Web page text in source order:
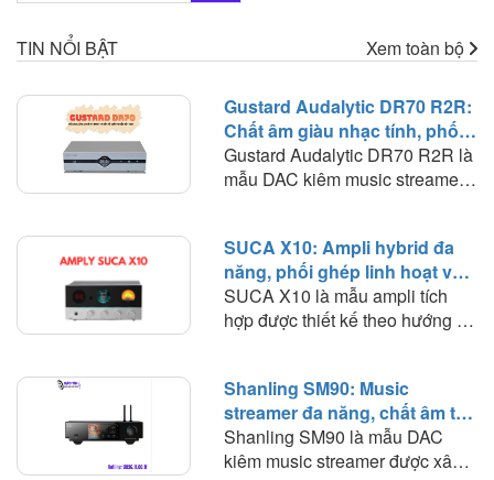
TIN NỔI BẬT Xem toàn bộ
Gustard Audalytic DR70 R2R:
Chất âm giàu nhạc tính, phối
ghép linh hoạt trong hệ thống
nghe nhạc số
Gustard Audalytic DR70 R2R là
mẫu DAC kiêm music streamer
duy trì chất lượng giải mã ở mức
cao. Thay vì phải sử dụng riêng
network streamer và DAC, DR70
tích hợp cả hai chức năng trong
trúc R2R discrete cho PCM, kết
hợp khả năng giải mã DSD
native, đầu ra RCA và XLR,
Ethernet, USB cùng Bluetooth.
SUCA X10: Ampli hybrid đa
năng, phối ghép linh hoạt và
chất âm giàu màu sắc
SUCA X10 là mẫu ampli tích
hợp được thiết kế theo hướng đa
năng gồm DAC, preamp sử
dụng bóng đèn, ampli công suất
và headphone amplifier. Cách
tiếp cận này giúp X10 hướng tới
Shanling SM90: Music
streamer đa năng, chất âm tự
nhiên và khả năng phối ghép
linh hoạt
Shanling SM90 là mẫu DAC
kiêm music streamer được xây